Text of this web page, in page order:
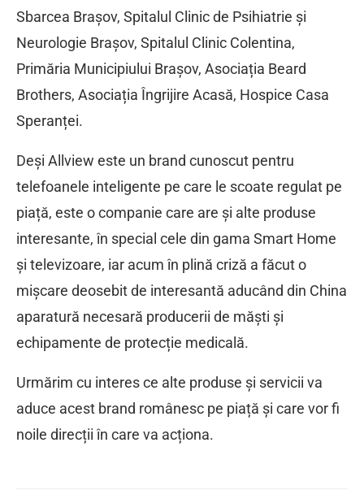
Sbarcea Brașov, Spitalul Clinic de Psihiatrie și
Neurologie Brașov, Spitalul Clinic Colentina,
Primăria Municipiului Brașov, Asociația Beard
Brothers, Asociația Îngrijire Acasă, Hospice Casa
Speranței.
Deși Allview este un brand cunoscut pentru
telefoanele inteligente pe care le scoate regulat pe
piață, este o companie care are și alte produse
interesante, în special cele din gama Smart Home
și televizoare, iar acum în plină criză a făcut o
mișcare deosebit de interesantă aducând din China
aparatură necesară producerii de măști și
echipamente de protecție medicală.
Urmărim cu interes ce alte produse și servicii va
aduce acest brand românesc pe piață și care vor fi
noile direcții în care va acționa.